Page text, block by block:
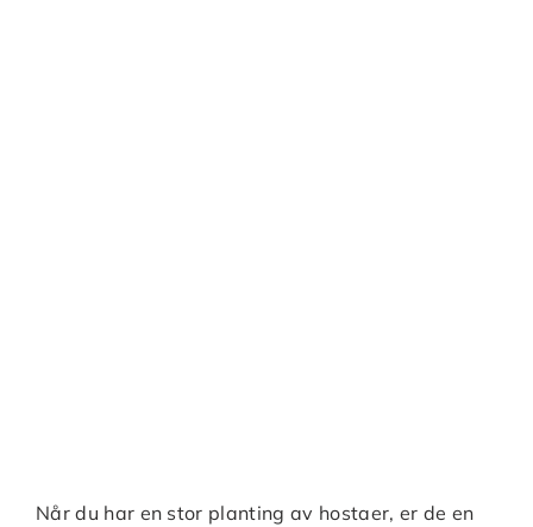
Når du har en stor planting av hostaer, er de en